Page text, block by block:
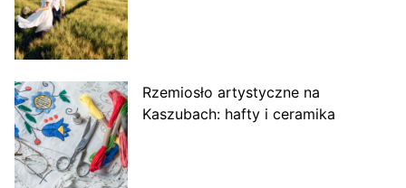
Rzemiosło artystyczne na
Kaszubach: hafty i ceramika